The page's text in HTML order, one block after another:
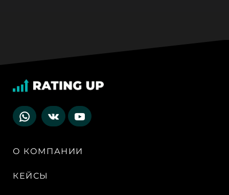
О КОМПАНИИ
КЕЙСЫ